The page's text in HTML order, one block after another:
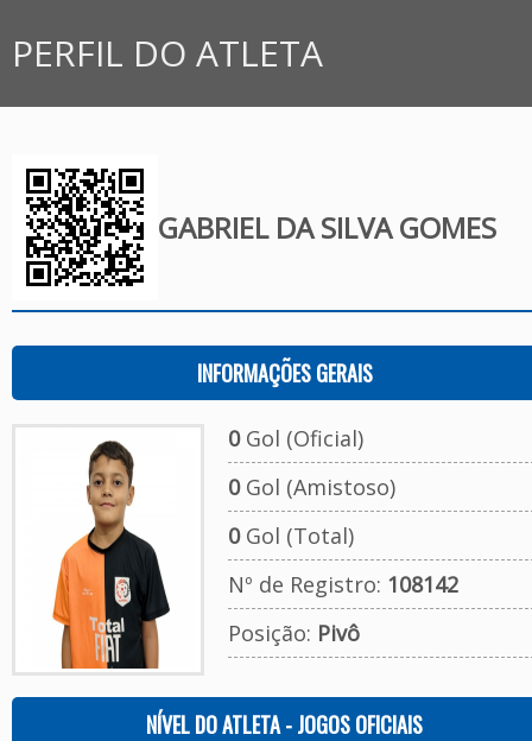
PERFIL DO ATLETA
GABRIEL DA SILVA GOMES
INFORMAÇÕES GERAIS
0Gol (Oficial)
0Gol (Amistoso)
0Gol (Total)
Nº de Registro: 108142
Posição: Pivô
NÍVEL DO ATLETA - JOGOS OFICIAIS